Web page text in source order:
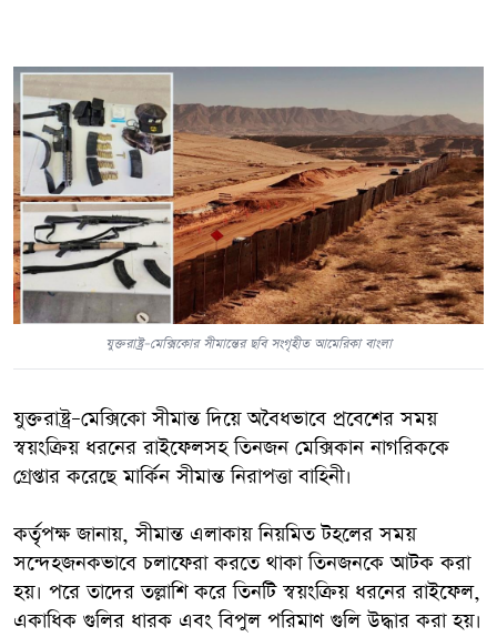
যুক্তরাষ্ট্র–মেক্সিকোর সীমান্তের ছবি সংগৃহীত আমেরিকা বাংলা
যুক্তরাষ্ট্র–মেক্সিকো সীমান্ত দিয়ে অবৈধভাবে প্রবেশের সময়
স্বয়ংক্রিয় ধরনের রাইফেলসহ তিনজন মেক্সিকান নাগরিককে
গ্রেপ্তার করেছে মার্কিন সীমান্ত নিরাপত্তা বাহিনী।
কর্তৃপক্ষ জানায়, সীমান্ত এলাকায় নিয়মিত টহলের সময়
সন্দেহজনকভাবে চলাফেরা করতে থাকা তিনজনকে আটক করা
হয়। পরে তাদের তল্লাশি করে তিনটি স্বয়ংক্রিয় ধরনের রাইফেল,
একাধিক গুলির ধারক এবং বিপুল পরিমাণ গুলি উদ্ধার করা হয়।